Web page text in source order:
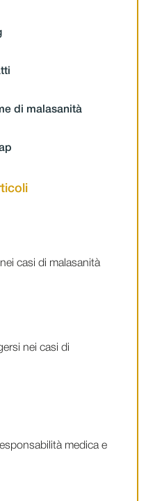
di malasanità
casi di malasanità
nei casi di
medica e